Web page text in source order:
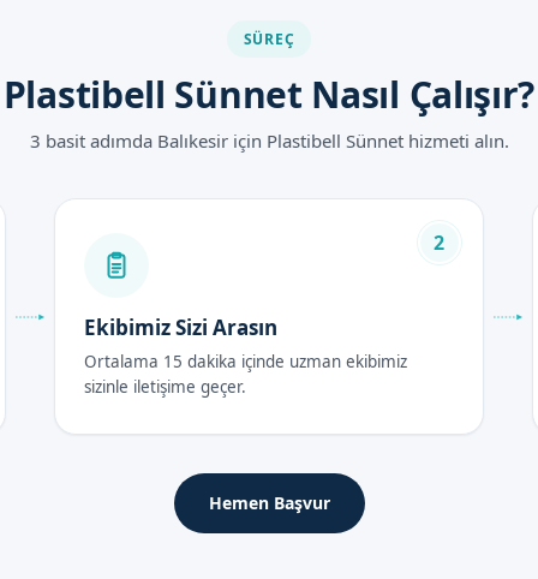
2026
yılında uzman doktorumuz ve kadromuz tarafından belirlenir.
kalitesi dikkate alınarak belirlenir.
Bakım Rehberi
saat içerisinde, çocuğunuzun bölgesine soğuk kompres
SÜREÇ
Plastibell Sünnet Nasıl Çalışır?
3 basit adımda Balıkesir için Plastibell Sünnet hizmeti alın.
2
Ekibimiz Sizi Arasın
Ortalama 15 dakika içinde uzman ekibimiz
sizinle iletişime geçer.
Hemen Başvur